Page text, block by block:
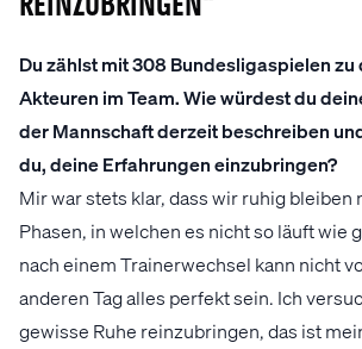
reinzubringen“
Du zählst mit 308 Bundesligaspielen
Akteuren im Team. Wie würdest du
der Mannschaft derzeit beschreiben
du, deine Erfahrungen einzubringen?
Mir war stets klar, dass wir ruhig bleiben
Phasen, in welchen es nicht so läuft wie
nach einem Trainerwechsel kann nicht
anderen Tag alles perfekt sein. Ich
gewisse Ruhe reinzubringen, das ist